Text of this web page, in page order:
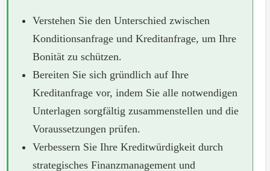
Verstehen Sie den Unterschied zwischen
Konditionsanfrage und Kreditanfrage, um Ihre
Bonität zu schützen.
Bereiten Sie sich gründlich auf Ihre
Kreditanfrage vor, indem Sie alle notwendigen
Unterlagen sorgfältig zusammenstellen und die
Voraussetzungen prüfen.
Verbessern Sie Ihre Kreditwürdigkeit durch
strategisches Finanzmanagement und